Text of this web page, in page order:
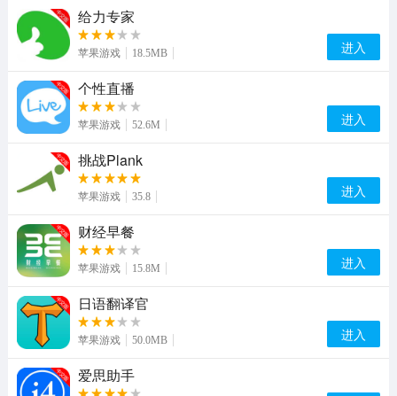
给力专家
苹果游戏 18.5MB 进入
个性直播
苹果游戏 52.6M 进入
挑战Plank
苹果游戏 35.8 进入
财经早餐
苹果游戏 15.8M 进入
日语翻译官
苹果游戏 50.0MB 进入
爱思助手